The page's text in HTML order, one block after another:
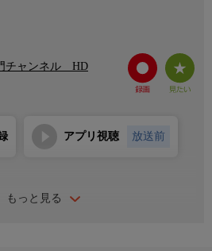
チャンネル HD
もっと見る
アプリ視聴 放送前